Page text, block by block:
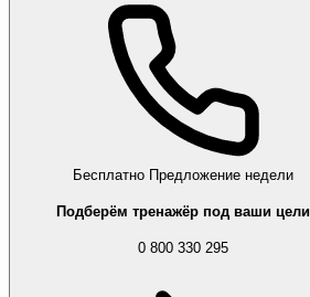
Бесплатно Предложение недели
Подберём тренажёр под ваши цели
0 800 330 295